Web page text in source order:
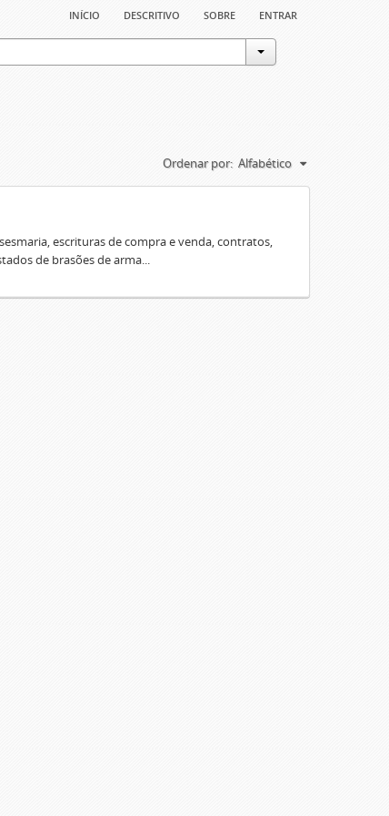
início descritivo sobre entrar
Ordenar por: Alfabético
escrituras de compra e venda, contratos,
de brasões de arma...